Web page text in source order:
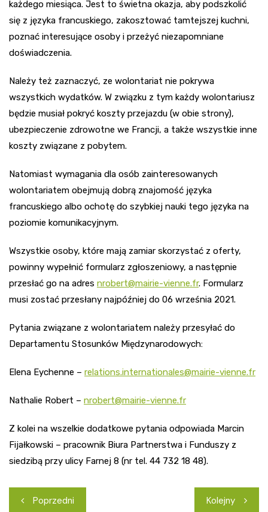
każdego miesiąca. Jest to świetna okazja, aby podszkolić
się z języka francuskiego, zakosztować tamtejszej kuchni,
poznać interesujące osoby i przeżyć niezapomniane
doświadczenia.
Należy też zaznaczyć, ze wolontariat nie pokrywa
wszystkich wydatków. W związku z tym każdy wolontariusz
będzie musiał pokryć koszty przejazdu (w obie strony),
ubezpieczenie zdrowotne we Francji, a także wszystkie inne
koszty związane z pobytem.
Natomiast wymagania dla osób zainteresowanych
wolontariatem obejmują dobrą znajomość języka
francuskiego albo ochotę do szybkiej nauki tego języka na
poziomie komunikacyjnym.
Wszystkie osoby, które mają zamiar skorzystać z oferty,
powinny wypełnić formularz zgłoszeniowy, a następnie
przesłać go na adres nrobert@mairie-vienne.fr. Formularz
musi zostać przesłany najpóźniej do 06 września 2021.
Pytania związane z wolontariatem należy przesyłać do
Departamentu Stosunków Międzynarodowych:
Elena Eychenne – relations.internationales@mairie-vienne.fr
Nathalie Robert – nrobert@mairie-vienne.fr
Z kolei na wszelkie dodatkowe pytania odpowiada Marcin
Fijałkowski – pracownik Biura Partnerstwa i Funduszy z
siedzibą przy ulicy Farnej 8 (nr tel. 44 732 18 48).
Nawigacja
Poprzedni Kolejny